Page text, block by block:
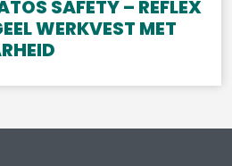
SAFETY – REFLEX
WERKVEST MET